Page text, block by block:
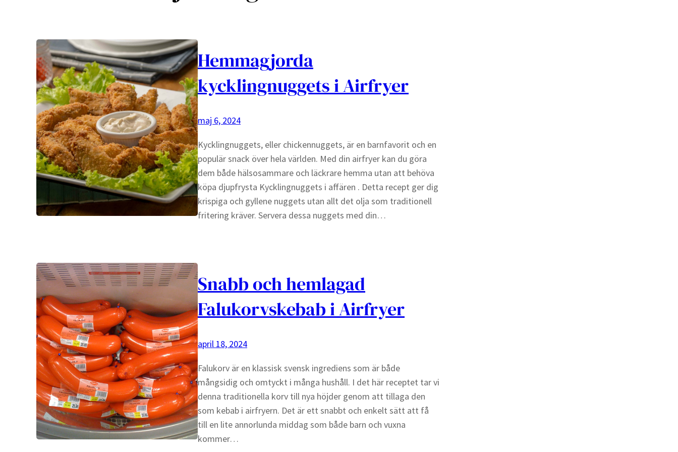
Hemmagjorda
kycklingnuggets i Airfryer
maj 6, 2024
Kycklingnuggets, eller chickennuggets, är en barnfavorit och en
populär snack över hela världen. Med din airfryer kan du göra
dem både hälsosammare och läckrare hemma utan att behöva
köpa djupfrysta Kycklingnuggets i affären . Detta recept ger dig
krispiga och gyllene nuggets utan allt det olja som traditionell
fritering kräver. Servera dessa nuggets med din…
Snabb och hemlagad
Falukorvskebab i Airfryer
april 18, 2024
Falukorv är en klassisk svensk ingrediens som är både
mångsidig och omtyckt i många hushåll. I det här receptet tar vi
denna traditionella korv till nya höjder genom att tillaga den
som kebab i airfryern. Det är ett snabbt och enkelt sätt att få
till en lite annorlunda middag som både barn och vuxna
kommer…